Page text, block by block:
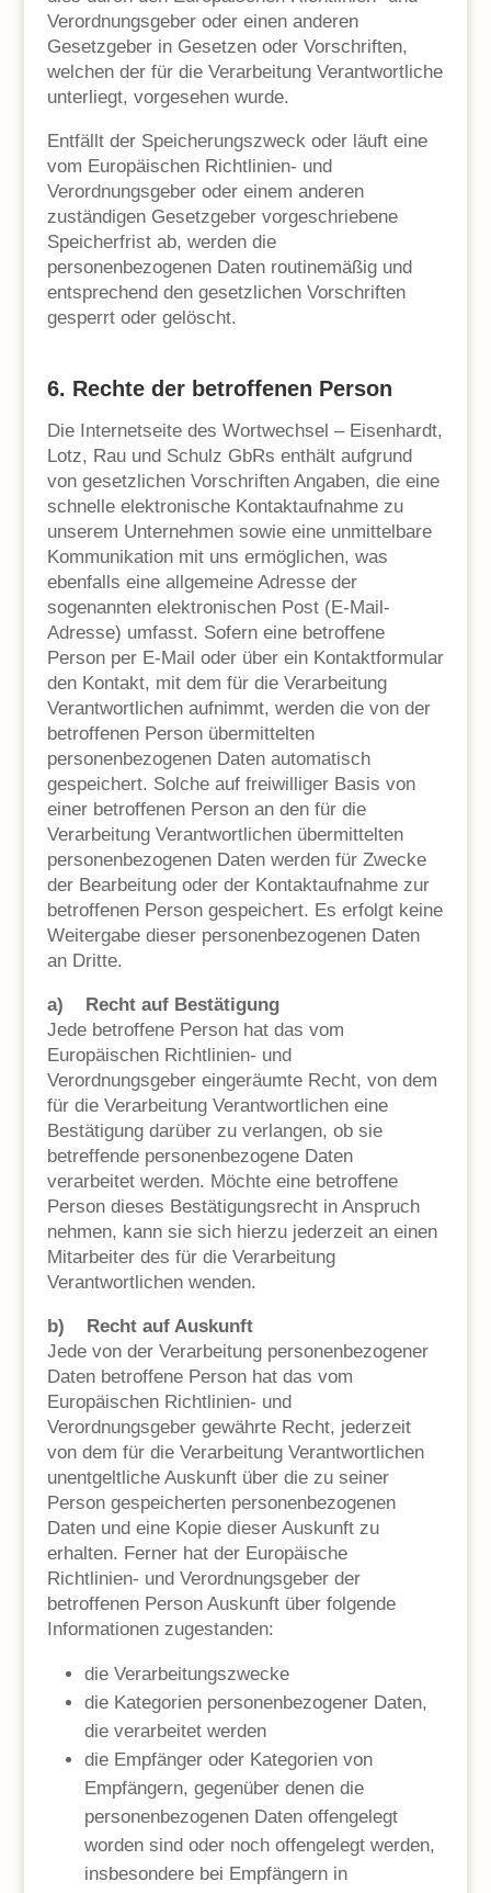
Verordnungsgeber oder einen anderen
Gesetzgeber in Gesetzen oder Vorschriften,
welchen der für die Verarbeitung Verantwortliche
unterliegt, vorgesehen wurde.
Entfällt der Speicherungszweck oder läuft eine
vom Europäischen Richtlinien- und
Verordnungsgeber oder einem anderen
zuständigen Gesetzgeber vorgeschriebene
Speicherfrist ab, werden die
personenbezogenen Daten routinemäßig und
entsprechend den gesetzlichen Vorschriften
gesperrt oder gelöscht.
6. Rechte der betroffenen Person
Die Internetseite des Wortwechsel – Eisenhardt,
Lotz, Rau und Schulz GbRs enthält aufgrund
von gesetzlichen Vorschriften Angaben, die eine
schnelle elektronische Kontaktaufnahme zu
unserem Unternehmen sowie eine unmittelbare
Kommunikation mit uns ermöglichen, was
ebenfalls eine allgemeine Adresse der
sogenannten elektronischen Post (E-Mail-
Adresse) umfasst. Sofern eine betroffene
Person per E-Mail oder über ein Kontaktformular
den Kontakt, mit dem für die Verarbeitung
Verantwortlichen aufnimmt, werden die von der
betroffenen Person übermittelten
personenbezogenen Daten automatisch
gespeichert. Solche auf freiwilliger Basis von
einer betroffenen Person an den für die
Verarbeitung Verantwortlichen übermittelten
personenbezogenen Daten werden für Zwecke
der Bearbeitung oder der Kontaktaufnahme zur
betroffenen Person gespeichert. Es erfolgt keine
Weitergabe dieser personenbezogenen Daten
an Dritte.
a) Recht auf Bestätigung
Jede betroffene Person hat das vom
Europäischen Richtlinien- und
Verordnungsgeber eingeräumte Recht, von dem
für die Verarbeitung Verantwortlichen eine
Bestätigung darüber zu verlangen, ob sie
betreffende personenbezogene Daten
verarbeitet werden. Möchte eine betroffene
Person dieses Bestätigungsrecht in Anspruch
nehmen, kann sie sich hierzu jederzeit an einen
Mitarbeiter des für die Verarbeitung
Verantwortlichen wenden.
b) Recht auf Auskunft
Jede von der Verarbeitung personenbezogener
Daten betroffene Person hat das vom
Europäischen Richtlinien- und
Verordnungsgeber gewährte Recht, jederzeit
von dem für die Verarbeitung Verantwortlichen
unentgeltliche Auskunft über die zu seiner
Person gespeicherten personenbezogenen
Daten und eine Kopie dieser Auskunft zu
erhalten. Ferner hat der Europäische
Richtlinien- und Verordnungsgeber der
betroffenen Person Auskunft über folgende
Informationen zugestanden:
die Verarbeitungszwecke
die Kategorien personenbezogener Daten,
die verarbeitet werden
die Empfänger oder Kategorien von
Empfängern, gegenüber denen die
personenbezogenen Daten offengelegt
worden sind oder noch offengelegt werden,
insbesondere bei Empfängern in